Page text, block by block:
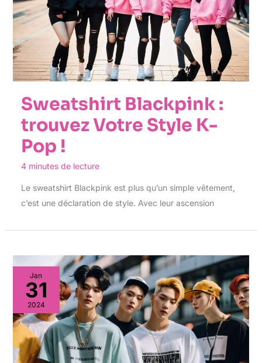
Sweatshirt Blackpink :
trouvez Votre Style K-
Pop !
4 minutes de lecture
Le sweatshirt Blackpink est plus qu’un simple vêtement,
c’est une déclaration de style. Avec leur ascension
Jan
31
2024